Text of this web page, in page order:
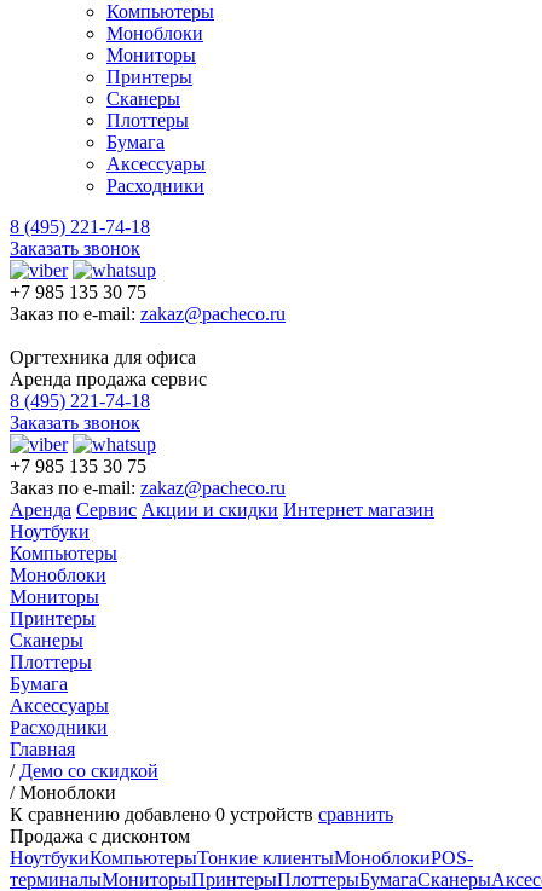
Компьютеры
Моноблоки
Мониторы
Принтеры
Сканеры
Плоттеры
Бумага
Аксессуары
Расходники
8 (495) 221-74-18
Заказать звонок
+7 985 135 30 75
Заказ по e-mail: zakaz@pacheco.ru
Оргтехника для офиса
Аренда продажа сервис
8 (495) 221-74-18
Заказать звонок
+7 985 135 30 75
Заказ по e-mail: zakaz@pacheco.ru
Аренда Сервис Акции и скидки Интернет магазин
Ноутбуки
Компьютеры
Моноблоки
Мониторы
Принтеры
Сканеры
Плоттеры
Бумага
Аксессуары
Расходники
Главная
/ Демо со скидкой
/Моноблоки
К сравнению добавлено 0 устройств сравнить
Продажа с дисконтом
НоутбукиКомпьютерыТонкие клиентыМоноблокиPOS-
терминалыМониторыПринтерыПлоттерыБумагаСканеры